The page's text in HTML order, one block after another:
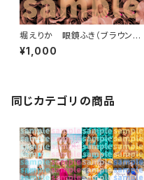
堀えりか 眼鏡ふき（ブラウンロ
ーズ）
¥1,000
同じカテゴリの商品